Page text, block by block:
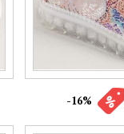
-16%